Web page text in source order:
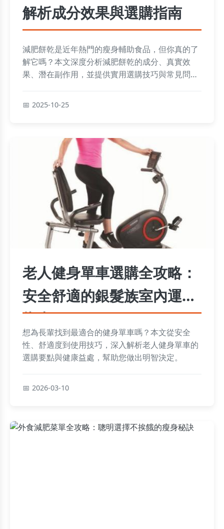
解析成分效果與選購指南
減肥餅乾是近年熱門的瘦身輔助食品，但你真的了
解它嗎？本文深度分析減肥餅乾的成分、真實效
果、潛在副作用，並提供實用選購技巧與常見問
2025-10-25
老人健身單車選購全攻略：
安全舒適的銀髮族室內運動
指南
想為長輩找到最適合的健身單車嗎？本文從安全
性、舒適度到使用技巧，深入解析老人健身單車的
選購要點與健康益處，幫助您做出明智決定。
2026-03-10